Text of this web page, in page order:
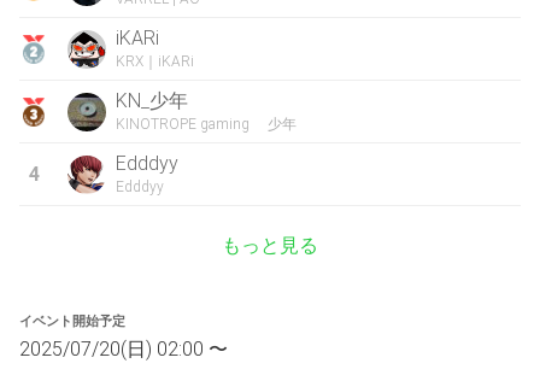
iKARi
KRX｜iKARi
KN_少年
KINOTROPE gaming 少年
4 Edddyy
Edddyy
もっと見る
イベント開始予定
2025/07/20(日) 02:00 〜